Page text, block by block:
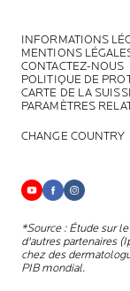
INFORMATIONS
MENTIONS
CONTACTEZ-NOUS
POLITIQUE DE
CARTE DE LA
PARAMÈTRES
CHANGE COUNTRY
*Source : Étude sur
d'autres partenaires
chez des
PIB mondial.